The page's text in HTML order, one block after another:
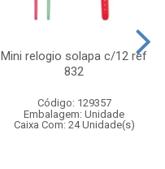
Mini relogio solapa c/12 ref
832
Código: 129357
Embalagem: Unidade
Caixa Com: 24 Unidade(s)